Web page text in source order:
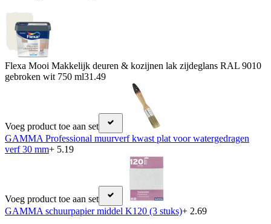
Flexa Mooi Makkelijk deuren & kozijnen lak zijdeglans RAL 9010
gebroken wit 750 ml31.49
Voeg product toe aan set
GAMMA Professional muurverf kwast plat voor watergedragen
verf 30 mm+ 5.19
Voeg product toe aan set
GAMMA schuurpapier middel K120 (3 stuks)+ 2.69